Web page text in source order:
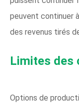
peuvent continuer
des revenus tirés
Limites des
Options de